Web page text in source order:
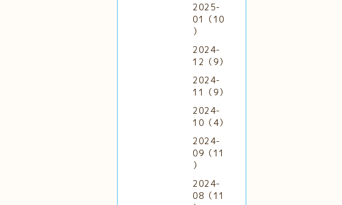
2025-
01（10
）
2024-
12（9）
2024-
11（9）
2024-
10（4）
2024-
09（11
）
2024-
08（11